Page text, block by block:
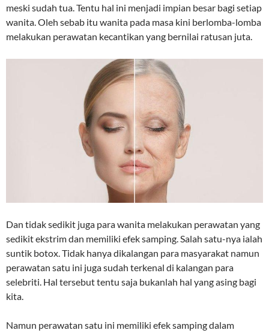
meski sudah tua. Tentu hal ini menjadi impian besar bagi setiap
wanita. Oleh sebab itu wanita pada masa kini berlomba-lomba
melakukan perawatan kecantikan yang bernilai ratusan juta.
Dan tidak sedikit juga para wanita melakukan perawatan yang
sedikit ekstrim dan memiliki efek samping. Salah satu-nya ialah
suntik botox. Tidak hanya dikalangan para masyarakat namun
perawatan satu ini juga sudah terkenal di kalangan para
selebriti. Hal tersebut tentu saja bukanlah hal yang asing bagi
kita.
Namun perawatan satu ini memiliki efek samping dalam